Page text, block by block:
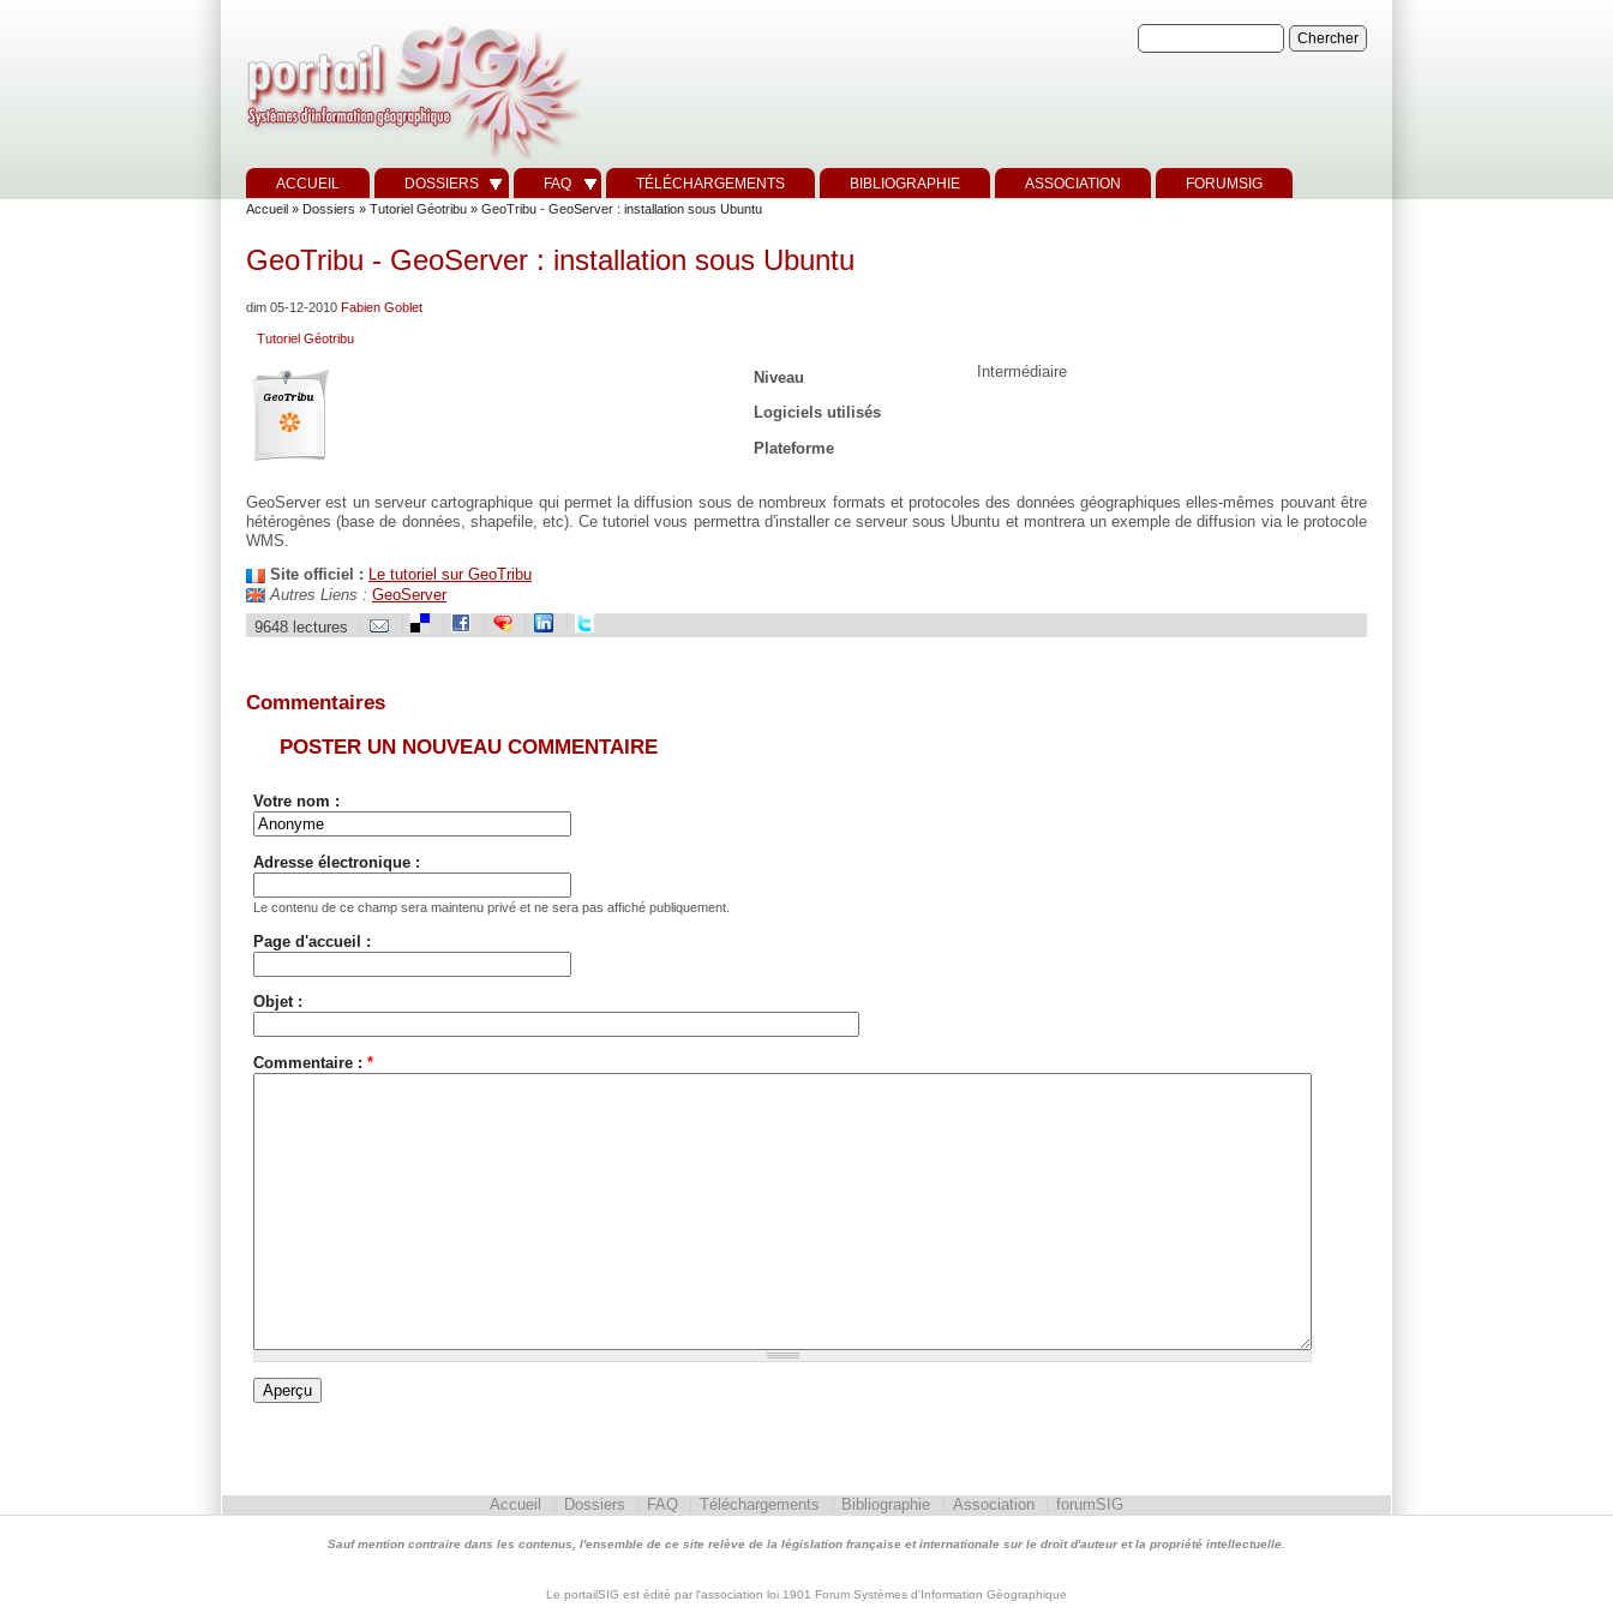
ACCUEIL DOSSIERS FAQ TÉLÉCHARGEMENTS BIBLIOGRAPHIE ASSOCIATION FORUMSIG
Accueil » Dossiers » Tutoriel Géotribu » GeoTribu - GeoServer : installation sous Ubuntu
GeoTribu - GeoServer : installation sous Ubuntu
dim 05-12-2010 Fabien Goblet
Tutoriel Géotribu
Niveau Intermédiaire
Logiciels utilisés
Plateforme
GeoServer est un serveur cartographique qui permet la diffusion sous de nombreux formats et protocoles des données géographiques elles-mêmes pouvant être
hétérogènes (base de données, shapefile, etc). Ce tutoriel vous permettra d'installer ce serveur sous Ubuntu et montrera un exemple de diffusion via le protocole
WMS.
Site officiel : Le tutoriel sur GeoTribu
Autres Liens : GeoServer
9648 lectures
Commentaires
POSTER UN NOUVEAU COMMENTAIRE
Votre nom :
Adresse électronique :
Le contenu de ce champ sera maintenu privé et ne sera pas affiché publiquement.
Page d'accueil :
Objet :
Commentaire : *
Accueil Dossiers FAQ Téléchargements Bibliographie Association forumSIG
Sauf mention contraire dans les contenus, l'ensemble de ce site relève de la législation française et internationale sur le droit d'auteur et la propriété intellectuelle.
Le portailSIG est édité par l'association loi 1901 Forum Systèmes d'Information Géographique